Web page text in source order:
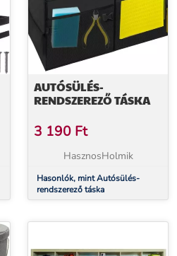
AUTÓSÜLÉS-
RENDSZEREZŐ TÁSKA
3 190 Ft
HasznosHolmik
Hasonlók, mint Autósülés-
rendszerező táska